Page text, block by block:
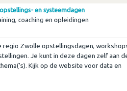
en systeemdagen
coaching en opleidingen
regio Zwolle opstellingsdagen,
Je kunt in deze dagen zelf aan
Kijk op de website voor data en